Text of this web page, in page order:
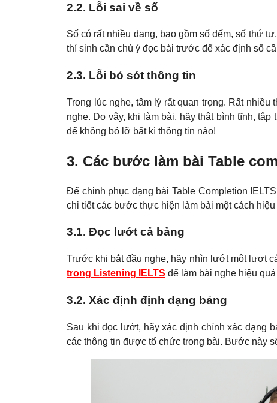
2.2. Lỗi sai về số
Số có rất nhiều dạng, bao gồm số đếm, số thứ
thí sinh cần chú ý đọc bài trước để xác định số
2.3. Lỗi bỏ sót thông tin
Trong lúc nghe, tâm lý rất quan trọng. Rất
nghe. Do vậy, khi làm bài, hãy thật bình tĩnh,
để không bỏ lỡ bất kì thông tin nào!
3. Các bước làm bài Table
Để chinh phục dạng bàiTable Completion
chi tiết các bước thực hiện làm bài một cách hiệu
3.1. Đọc lướt cả bảng
Trước khi bắt đầu nghe, hãy nhìn lướt một lượt
trong Listening IELTS để làm bài nghe hiệu
3.2. Xác định định dạng bảng
Sau khi đọc lướt, hãy xác định chính xác dạng
các thông tin được tổ chức trong bài. Bước này